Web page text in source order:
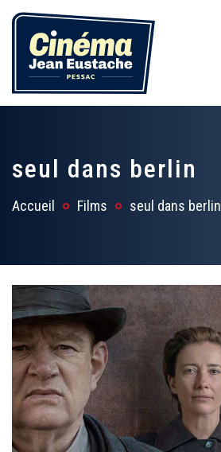
seul dans berlin
Accueil Films seul dans berlin